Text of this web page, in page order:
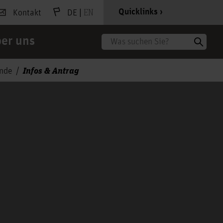
Kontakt DE | EN Quicklinks
uns Suche
Infos & Antrag